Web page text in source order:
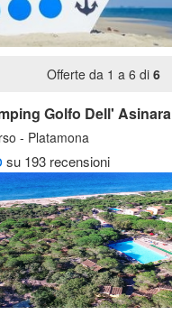
Offerte da 1 a 6 di 6
Golfo Dell' Asinara
- Platamona
su 193 recensioni